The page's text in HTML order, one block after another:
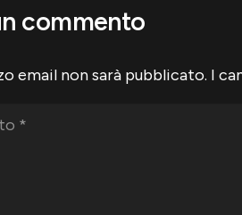
commento
email non sarà pubblicato. I